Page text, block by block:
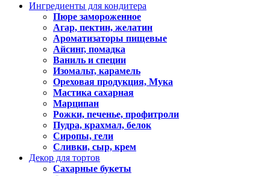
Ингредиенты для кондитера
Пюре замороженное
Агар, пектин, желатин
Ароматизаторы пищевые
Айсинг, помадка
Ваниль и специи
Изомальт, карамель
Ореховая продукция, Мука
Мастика сахарная
Марципан
Рожки, печенье, профитроли
Пудра, крахмал, белок
Сиропы, гели
Сливки, сыр, крем
Декор для тортов
Сахарные букеты